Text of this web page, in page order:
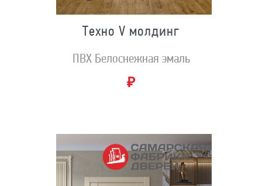
Техно V молдинг
ПВХ Белоснежная эмаль
₽